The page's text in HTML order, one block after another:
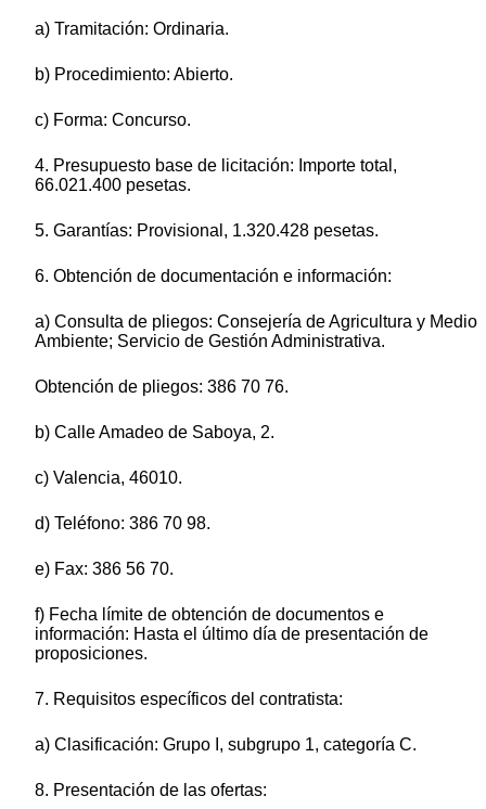
a) Tramitación: Ordinaria.
b) Procedimiento: Abierto.
c) Forma: Concurso.
4. Presupuesto base de licitación: Importe total,
66.021.400 pesetas.
5. Garantías: Provisional, 1.320.428 pesetas.
6. Obtención de documentación e información:
a) Consulta de pliegos: Consejería de Agricultura y Medio
Ambiente; Servicio de Gestión Administrativa.
Obtención de pliegos: 386 70 76.
b) Calle Amadeo de Saboya, 2.
c) Valencia, 46010.
d) Teléfono: 386 70 98.
e) Fax: 386 56 70.
f) Fecha límite de obtención de documentos e
información: Hasta el último día de presentación de
proposiciones.
7. Requisitos específicos del contratista:
a) Clasificación: Grupo I, subgrupo 1, categoría C.
8. Presentación de las ofertas: